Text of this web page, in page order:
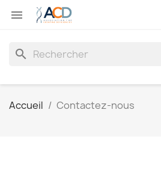

search
Accueil Contactez-nous